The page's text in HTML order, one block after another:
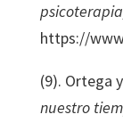
https://
(9). Ortega
nuestro